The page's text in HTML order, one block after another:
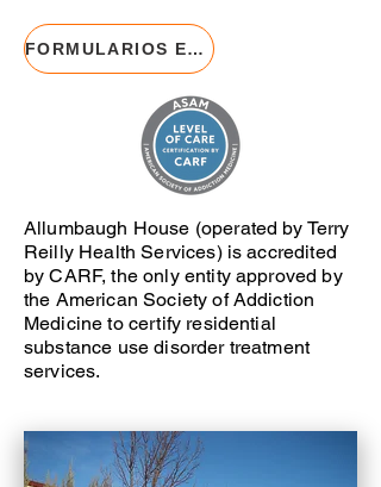
FORMULARIOS E INFORMACIÓN
Allumbaugh House (operated by Terry
Reilly Health Services) is accredited
by CARF, the only entity approved by
the American Society of Addiction
Medicine to certify residential
substance use disorder treatment
services.